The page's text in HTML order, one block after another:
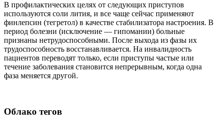
В профилактических целях от следующих приступов
используются соли лития, и все чаще сейчас применяют
финлепсин (тегретол) в качестве стабилизатора настроения. В
период болезни (исключение — гипомании) больные
признаны нетрудоспособными. После выхода из фазы их
трудоспособность восстанавливается. На инвалидность
пациентов переводят только, если приступы частые или
течение заболевания становится непрерывным, когда одна
фаза меняется другой.
Облако тегов